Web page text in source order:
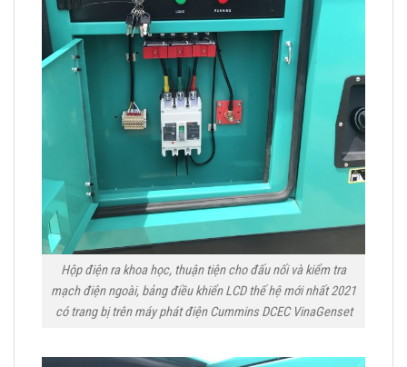
Hộp điện ra khoa học, thuận tiện cho đấu nối và kiểm tra
mạch điện ngoài, bảng điều khiển LCD thế hệ mới nhất 2021
có trang bị trên máy phát điện Cummins DCEC VinaGenset